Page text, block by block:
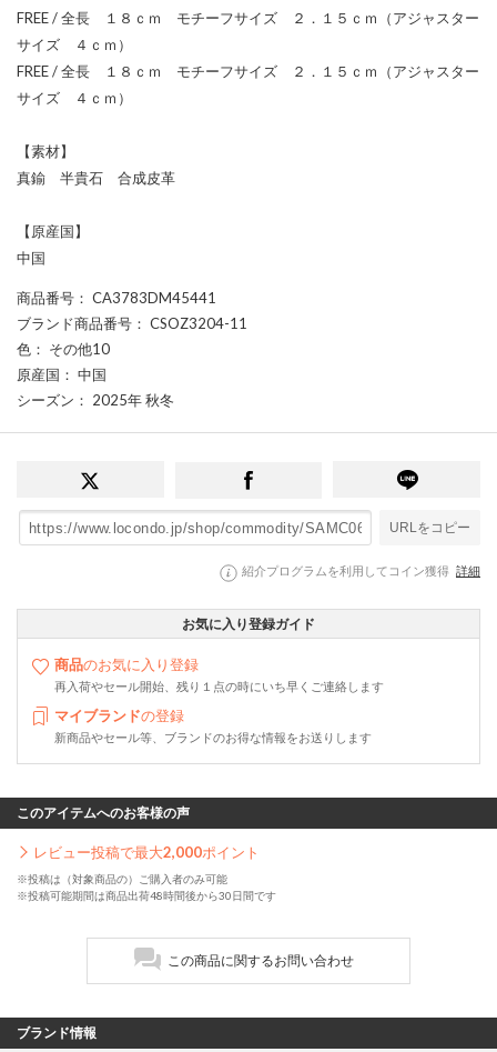
FREE / 全長 １８ｃｍ モチーフサイズ ２．１５ｃｍ（アジャスター
サイズ ４ｃｍ）
FREE / 全長 １８ｃｍ モチーフサイズ ２．１５ｃｍ（アジャスター
サイズ ４ｃｍ）
【素材】
真鍮 半貴石 合成皮革
【原産国】
中国
商品番号 ： CA3783DM45441
ブランド商品番号 ： CSOZ3204-11
色 ： その他10
原産国 ： 中国
シーズン ： 2025年 秋冬
URLをコピー
紹介プログラムを利用してコイン獲得 詳細
お気に入り登録ガイド
商品のお気に入り登録
再入荷やセール開始、残り１点の時にいち早くご連絡します
マイブランドの登録
新商品やセール等、ブランドのお得な情報をお送りします
このアイテムへのお客様の声
レビュー投稿で最大2,000ポイント
※投稿は（対象商品の）ご購入者のみ可能
※投稿可能期間は商品出荷48時間後から30日間です
この商品に関するお問い合わせ
ブランド情報